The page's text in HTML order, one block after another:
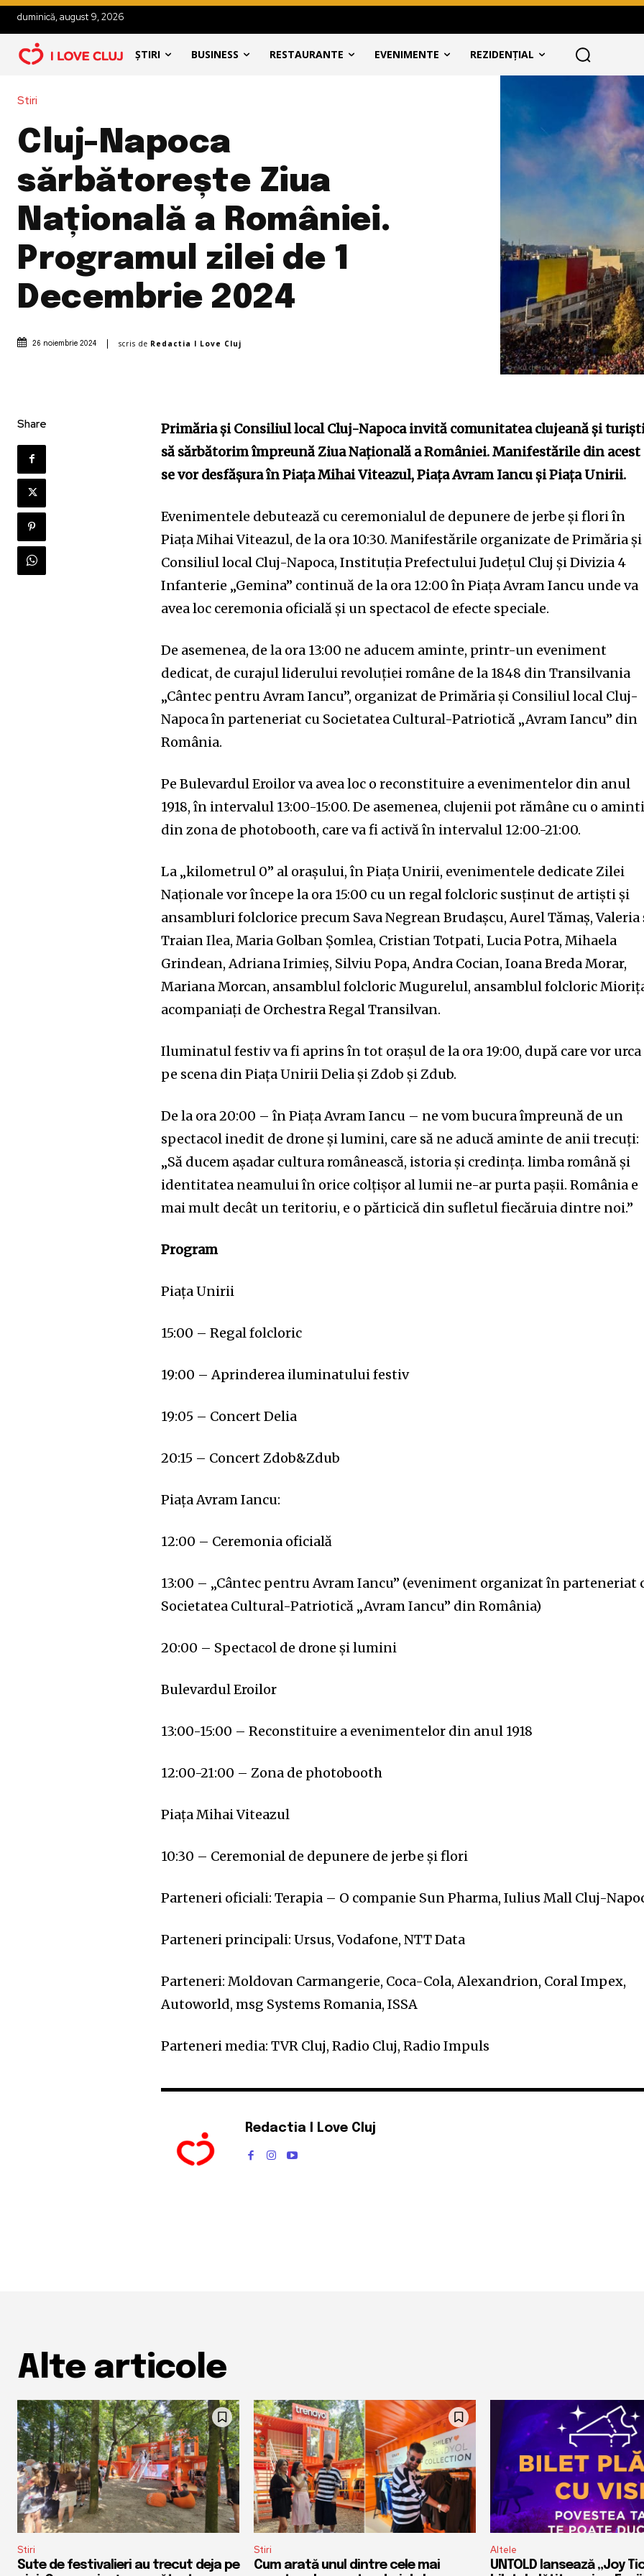
Join our community of
SUBSCRIBERS and be part
of the conversation.
the subscribe button below. Don't worry, we respect your privacy and
Cititori
duminică, august 9, 2026
ȘTIRI BUSINESS RESTAURANTE EVENIMENTE REZIDENȚIAL
Stiri
Cluj-Napoca
sărbătorește Ziua
Națională a României.
Programul zilei de 1
Decembrie 2024
26 noiembrie 2024 scris de Redactia I Love Cluj
Share
Primăria și Consiliul local Cluj-Napoca invită comunitatea clujeană și
să sărbătorim împreună Ziua Națională a României. Manifestările din acest
se vor desfășura în Piața Mihai Viteazul, Piața Avram Iancu și Piața Unirii.
Evenimentele debutează cu ceremonialul de depunere de jerbe și flori în
Piața Mihai Viteazul, de la ora 10:30. Manifestările organizate de Primăria și
Consiliul local Cluj-Napoca, Instituția Prefectului Județul Cluj și Divizia 4
Infanterie „Gemina” continuă de la ora 12:00 în Piața Avram Iancu unde va
avea loc ceremonia oficială și un spectacol de efecte speciale.
De asemenea, de la ora 13:00 ne aducem aminte, printr-un eveniment
dedicat, de curajul liderului revoluţiei române de la 1848 din Transilvania
„Cântec pentru Avram Iancu”, organizat de Primăria și Consiliul local Cluj-
Napoca în parteneriat cu Societatea Cultural-Patriotică „Avram Iancu” din
România.
Pe Bulevardul Eroilor va avea loc o reconstituire a evenimentelor din anul
1918, în intervalul 13:00-15:00. De asemenea, clujenii pot rămâne cu o
din zona de photobooth, care va fi activă în intervalul 12:00-21:00.
La „kilometrul 0” al orașului, în Piața Unirii, evenimentele dedicate Zilei
Naționale vor începe la ora 15:00 cu un regal folcloric susținut de artiști și
ansambluri folclorice precum Sava Negrean Brudașcu, Aurel Tămaș, Valeria
Traian Ilea, Maria Golban Șomlea, Cristian Totpati, Lucia Potra, Mihaela
Grindean, Adriana Irimieș, Silviu Popa, Andra Cocian, Ioana Breda Morar,
Mariana Morcan, ansamblul folcloric Mugurelul, ansamblul folcloric
acompaniați de Orchestra Regal Transilvan.
Iluminatul festiv va fi aprins în tot orașul de la ora 19:00, după care vor urca
pe scena din Piața Unirii Delia și Zdob și Zdub.
De la ora 20:00 – în Piața Avram Iancu – ne vom bucura împreună de un
spectacol inedit de drone și lumini, care să ne aducă aminte de anii trecuți:
„Să ducem așadar cultura românească, istoria și credința. limba română și
identitatea neamului în orice colțișor al lumii ne-ar purta pașii. România e
mai mult decât un teritoriu, e o părticică din sufletul fiecăruia dintre noi.”
Program
Piața Unirii
15:00 – Regal folcloric
19:00 – Aprinderea iluminatului festiv
19:05 – Concert Delia
20:15 – Concert Zdob&Zdub
Piața Avram Iancu:
12:00 – Ceremonia oficială
13:00 – „Cântec pentru Avram Iancu” (eveniment organizat în parteneriat
Societatea Cultural-Patriotică „Avram Iancu” din România)
20:00 – Spectacol de drone și lumini
Bulevardul Eroilor
13:00-15:00 – Reconstituire a evenimentelor din anul 1918
12:00-21:00 – Zona de photobooth
Piața Mihai Viteazul
10:30 – Ceremonial de depunere de jerbe și flori
Parteneri oficiali: Terapia – O companie Sun Pharma, Iulius Mall Cluj-
Parteneri principali: Ursus, Vodafone, NTT Data
Parteneri: Moldovan Carmangerie, Coca-Cola, Alexandrion, Coral Impex,
Autoworld, msg Systems Romania, ISSA
Parteneri media: TVR Cluj, Radio Cluj, Radio Impuls
Redactia I Love Cluj
Alte articole
Stiri
Sute de festivalieri au trecut deja pe
Stiri
Cum arată unul dintre cele mai
Altele
UNTOLD lansează „Joy